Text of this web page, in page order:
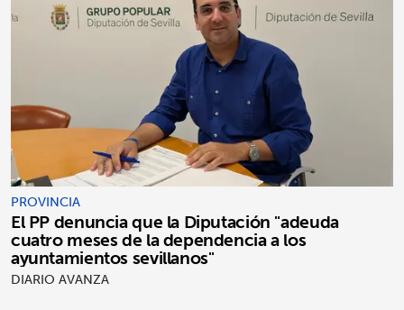
PROVINCIA
El PP denuncia que la Diputación "adeuda
cuatro meses de la dependencia a los
ayuntamientos sevillanos"
DIARIO AVANZA